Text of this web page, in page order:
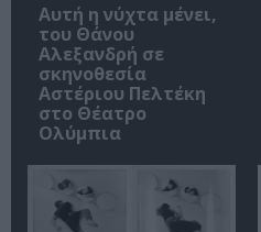
Αυτή η νύχτα μένει,
του Θάνου
Αλεξανδρή σε
σκηνοθεσία
Αστέριου Πελτέκη
στο Θέατρο
Ολύμπια